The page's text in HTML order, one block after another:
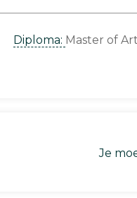
Diploma: Master of
Je